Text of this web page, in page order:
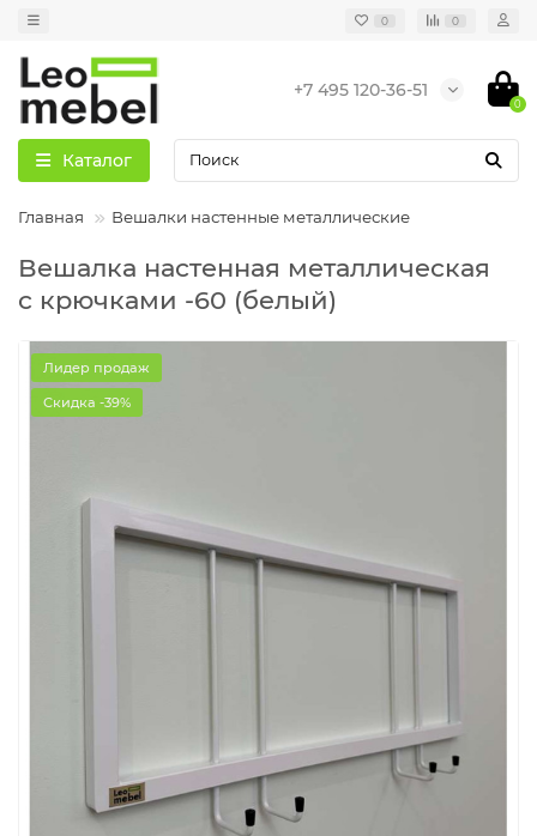
0 0
+7 495 120-36-51
0
Каталог
Главная Вешалки настенные металлические
Вешалка настенная металлическая
с крючками -60 (белый)
Лидер продаж
Скидка -39%